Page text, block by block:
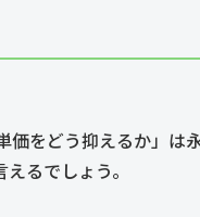
価をどう抑えるか」
るでしょう。